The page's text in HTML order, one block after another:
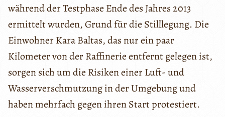
während der Testphase Ende des Jahres 2013
ermittelt wurden, Grund für die Stilllegung. Die
Einwohner Kara Baltas, das nur ein paar
Kilometer von der Raffinerie entfernt gelegen ist,
sorgen sich um die Risiken einer Luft- und
Wasserverschmutzung in der Umgebung und
haben mehrfach gegen ihren Start protestiert.